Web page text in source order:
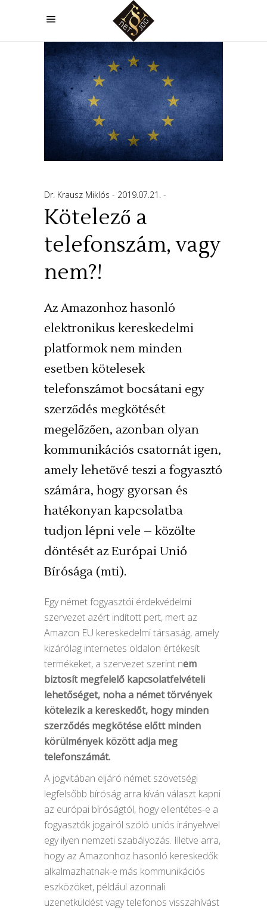
Dr. Krausz Miklós 2019.07.21.
Kötelező a
telefonszám, vagy
nem?!
Az Amazonhoz hasonló
elektronikus kereskedelmi
platformok nem minden
esetben kötelesek
telefonszámot bocsátani egy
szerződés megkötését
megelőzően, azonban olyan
kommunikációs csatornát igen,
amely lehetővé teszi a fogyasztó
számára, hogy gyorsan és
hatékonyan kapcsolatba
tudjon lépni vele – közölte
döntését az Európai Unió
Bírósága (mti).
Egy német fogyasztói érdekvédelmi
szervezet azért indított pert, mert az
Amazon EU kereskedelmi társaság, amely
kizárólag internetes oldalon értékesít
termékeket, a szervezet szerint nem
biztosít megfelelő kapcsolatfelvételi
lehetőséget, noha a német törvények
kötelezik a kereskedőt, hogy minden
szerződés megkötése előtt minden
körülmények között adja meg
telefonszámát.
A jogvitában eljáró német szövetségi
legfelsőbb bíróság arra kíván választ kapni
az európai bíróságtól, hogy ellentétes-e a
fogyasztók jogairól szóló uniós irányelvvel
egy ilyen nemzeti szabályozás. Illetve arra,
hogy az Amazonhoz hasonló kereskedők
alkalmazhatnak-e más kommunikációs
eszközöket, például azonnali
üzenetküldést vagy telefonos visszahívást